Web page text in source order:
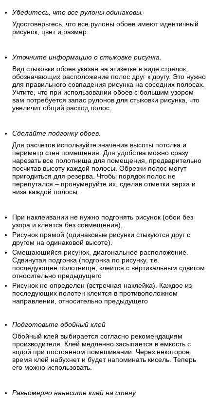
Убедитесь, что все рулоны одинаковы.
Удостоверьтесь, что все рулоны обоев имеют идентичный
рисунок, цвет и размер.
Уточните информацию о стыковке рисунка.
Вид стыковки обоев указан на этикетке в виде стрелок,
обозначающих расположение полос друг к другу. Это нужно
для правильного совпадения рисунка на соседних полосах.
Учтите, что при использовании обоев с большим узором
вам потребуется запас рулонов для стыковки рисунка, что
увеличит общий расход полос.
Сделайте подгонку обоев.
Для расчетов используйте значения высоты потолка и
периметр стен помещения. Для удобства можно сразу
нарезать все полотнища для помещения, предварительно
посчитав высоту каждой полосы. Обрезки полос могут
пригодиться для резерва. Чтобы порядок полос не
перепутался – пронумеруйте их, сделав отметки верха и
низа каждой полосы.
При наклеивании не нужно подгонять рисунок (обои без
узора и клеятся без совмещения).
Рисунок прямой (одинаковые рисунки стыкуются друг с
другом на одинаковой высоте).
Смещающийся рисунок, диагональное расположение.
Сдвинутая подгонка (подгонка по рисунку, т.е.
последующее полотнище, клеится с вертикальным сдвигом
относительно предыдущего
Рисунок не определен (встречная наклейка). Каждое из
последующих полотен клеится в противоположном
направлении, относительно предыдущего
Подготовьте обойный клей
Обойный клей выбирается согласно рекомендациям
производителя. Клей медленно засыпается в емкость с
водой при постоянном помешивании. Через некоторое
время клей набухнет и будет напоминать кисель. Теперь
его можно использовать.
Равномерно нанесите клей на стену.